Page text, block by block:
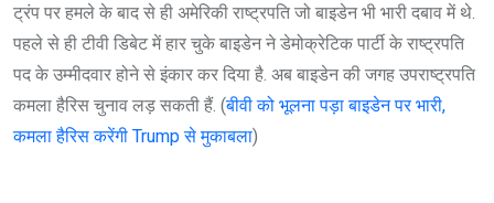
ट्रंप पर हमले के बाद से ही अमेरिकी राष्ट्रपति जो बाइडेन भी भारी दबाव में थे.
पहले से ही टीवी डिबेट में हार चुके बाइडेन ने डेमोक्रेटिक पार्टी के राष्ट्रपति
पद के उम्मीदवार होने से इंकार कर दिया है. अब बाइडेन की जगह उपराष्ट्रपति
कमला हैरिस चुनाव लड़ सकती हैं. (बीवी को भूलना पड़ा बाइडेन पर भारी,
कमला हैरिस करेंगी Trump से मुकाबला)